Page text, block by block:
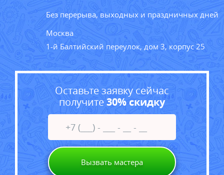
Без перерыва, выходных и праздничных дней
Москва
1-й Балтийский переулок, дом 3, корпус 25
Оставьте заявку сейчас
получите30% скидку
Вызвать мастера